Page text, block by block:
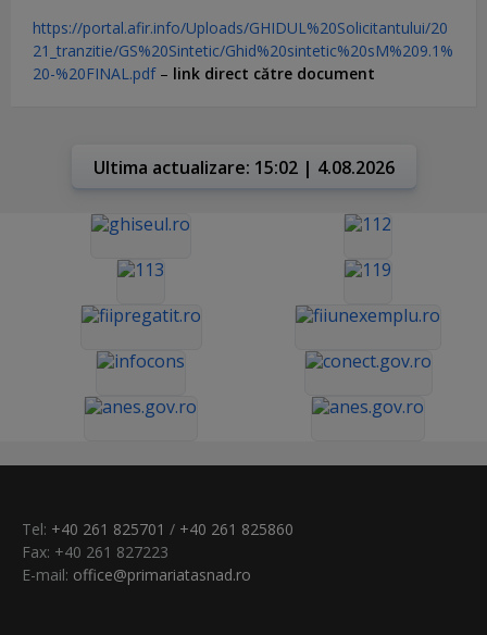
https://portal.afir.info/Uploads/GHIDUL%20Solicitantului/20
21_tranzitie/GS%20Sintetic/Ghid%20sintetic%20sM%209.1%
20-%20FINAL.pdf– link direct către document
Ultima actualizare: 15:02 | 4.08.2026
Tel: +40 261 825701 / +40 261 825860
Fax: +40 261 827223
E-mail: office@primariatasnad.ro